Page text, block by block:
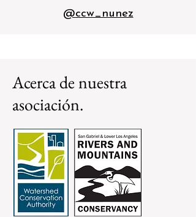
@ccw_nunez
Acerca de nuestra
asociación.